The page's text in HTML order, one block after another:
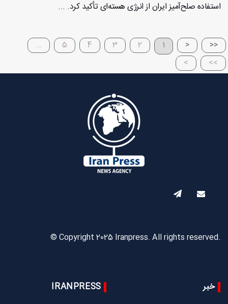
استفاده صلح‌آمیز ایران از انرژی هسته‌ای تأکید کرد. ...
<<
<
1
2
3
4
5
...
>
>>
© Copyright 2025 Iranpress. All rights reserved.
خبر IRANPRESS